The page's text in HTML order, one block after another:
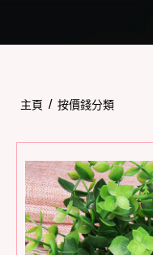
主頁 / 按價錢分類